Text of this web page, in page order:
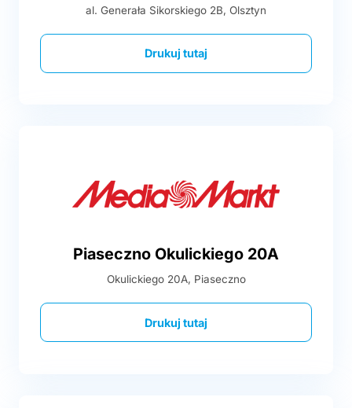
al. Generała Sikorskiego 2B, Olsztyn
Drukuj tutaj
Piaseczno Okulickiego 20A
Okulickiego 20A, Piaseczno
Drukuj tutaj